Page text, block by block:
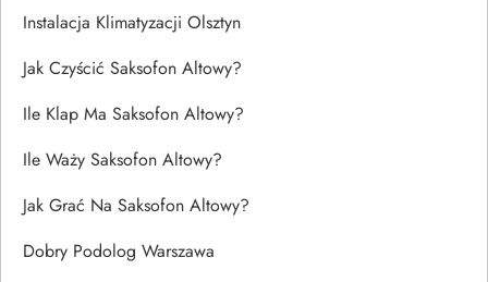
Instalacja Klimatyzacji Olsztyn
Jak Czyścić Saksofon Altowy?
Ile Klap Ma Saksofon Altowy?
Ile Waży Saksofon Altowy?
Jak Grać Na Saksofon Altowy?
Dobry Podolog Warszawa